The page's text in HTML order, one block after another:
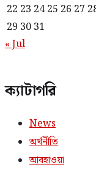
22 23 24 25 26 27
29 30 31
« Jul
ক্যাটাগরি
News
অর্থনীতি
আবহাওয়া